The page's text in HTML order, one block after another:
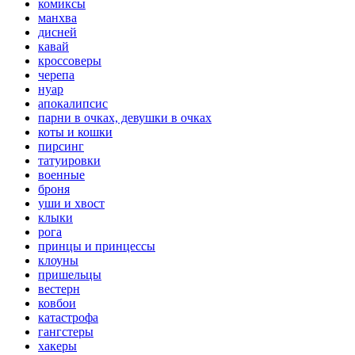
комиксы
манхва
дисней
кавай
кроссоверы
черепа
нуар
апокалипсис
парни в очках, девушки в очках
коты и кошки
пирсинг
татуировки
военные
броня
уши и хвост
клыки
рога
принцы и принцессы
клоуны
пришельцы
вестерн
ковбои
катастрофа
гангстеры
хакеры